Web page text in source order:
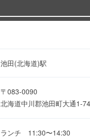
池田(北海道)駅
〒083-0090
北海道中川郡池田町大通1-
ランチ 11:30〜14:30